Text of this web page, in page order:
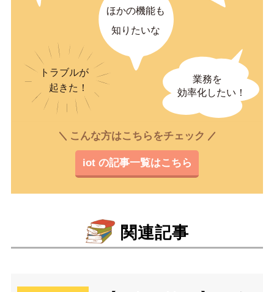
こんな方はこちらをチェック
iot の記事一覧はこちら
関連記事